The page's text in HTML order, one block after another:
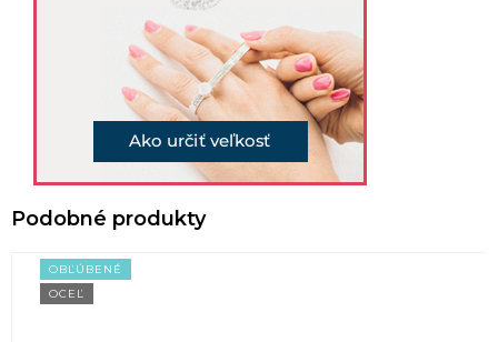
OBĽÚBENÉ
OCEĽ